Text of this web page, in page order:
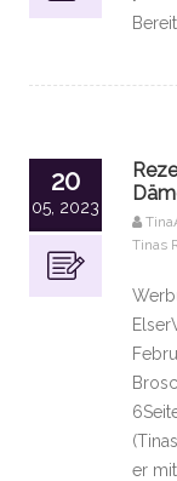
20
05, 2023
Tinas
er